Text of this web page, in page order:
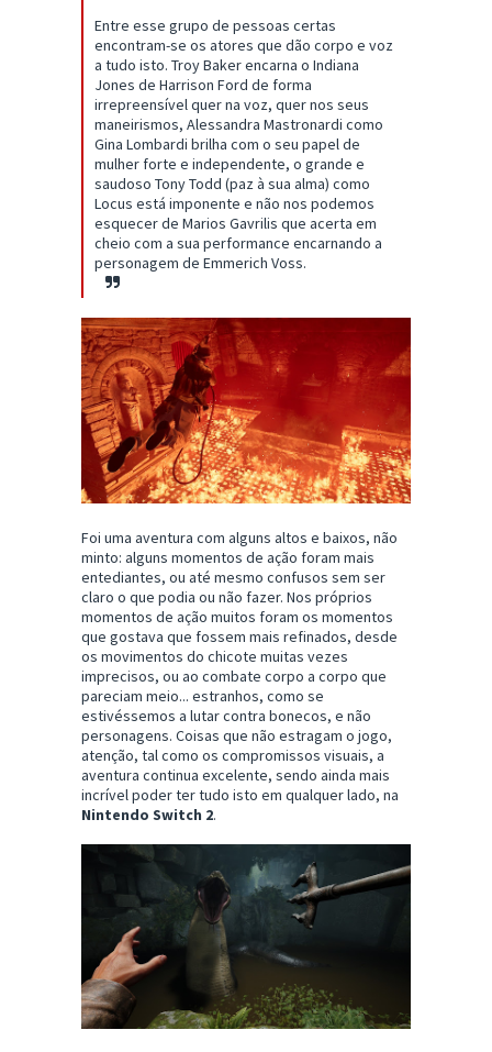
Entre esse grupo de pessoas certas
encontram-se os atores que dão corpo e voz
a tudo isto. Troy Baker encarna o Indiana
Jones de Harrison Ford de forma
irrepreensível quer na voz, quer nos seus
maneirismos, Alessandra Mastronardi como
Gina Lombardi brilha com o seu papel de
mulher forte e independente, o grande e
saudoso Tony Todd (paz à sua alma) como
Locus está imponente e não nos podemos
esquecer de Marios Gavrilis que acerta em
cheio com a sua performance encarnando a
personagem de Emmerich Voss.
Foi uma aventura com alguns altos e baixos, não
minto: alguns momentos de ação foram mais
entediantes, ou até mesmo confusos sem ser
claro o que podia ou não fazer. Nos próprios
momentos de ação muitos foram os momentos
que gostava que fossem mais refinados, desde
os movimentos do chicote muitas vezes
imprecisos, ou ao combate corpo a corpo que
pareciam meio... estranhos, como se
estivéssemos a lutar contra bonecos, e não
personagens. Coisas que não estragam o jogo,
atenção, tal como os compromissos visuais, a
aventura continua excelente, sendo ainda mais
incrível poder ter tudo isto em qualquer lado, na
Nintendo Switch 2.